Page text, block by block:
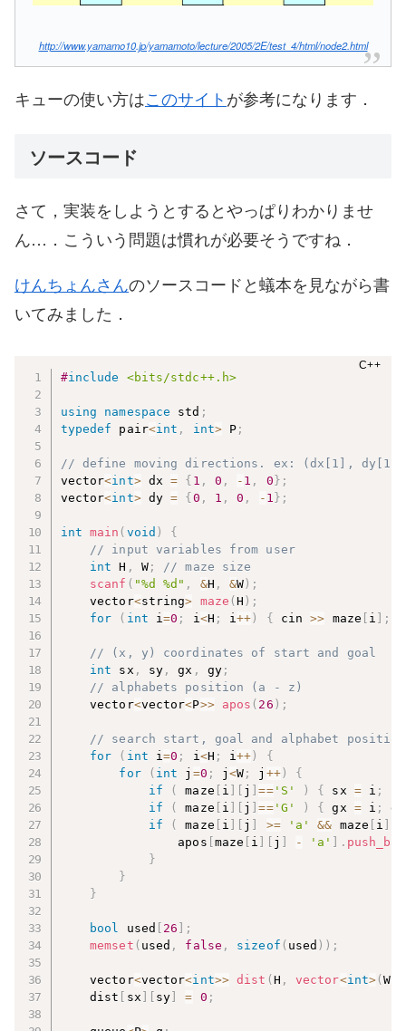
http://www.yamamo10.jp/yamamoto/lecture/2005/2E/test_4/html/node2.html
キューの使い方はこのサイトが参考になります．
ソースコード
さて，実装をしようとするとやっぱりわかりませ
ん…．こういう問題は慣れが必要そうですね．
けんちょんさんのソースコードと蟻本を見ながら書
いてみました．
#include <bits/stdc++.h>
using namespace std ;
typedef pair<int , int> P ;
// define moving directions. ex: (dx[1],
vector<int> dx = { 1 , 0 , - 1 , 0 } ;
vector<int> dy = { 0 , 1 , 0 , - 1 } ;
int main ( void )
{
// input variables from user
int H , W;
// maze size
scanf ( "%d %d" , &H , &W ) ;
    vector
<string> maze (H ) ;
for
( int i=0 ; i <H ; i++ ) { cin >> maze i ;
// (x, y) coordinates of start and goal
int sx , sy , gx , gy;
// alphabets position (a - z)
    vector
<vector<P>> apos ( 26 ) ;
// search start, goal and alphabet position
for
( int i=0 ; i <H ; i++ )
{
for
( int j =0 ; j<W ; j ++)
{
if
( maze i j ]=='S' ) { sx = i ;
if
( maze i j ]=='G' ) { gx = i ; gy
if
( maze i j >= 'a' && maze i
                apos
maze i j - 'a' .
}
}
}
bool used 26
;
memset ( used , false , sizeof ( used ) ) ;
    vector
<vector<int>> dist ( H , vector<int> (W
    dist
sx sy = 0 ;